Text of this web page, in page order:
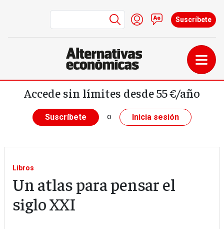
Pasar al contenido principal
Menú de cuenta de
Iniciar sesión
Contacto
Suscríbete
Accede sin límites desde 55 €/año
Suscríbete o Inicia sesión
Libros
Un atlas para pensar el
siglo XXI